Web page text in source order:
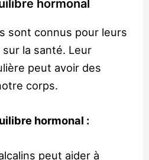
hormonal
sont connus pour leurs
la santé. Leur
peut avoir des
corps.
hormonal :
peut aider à